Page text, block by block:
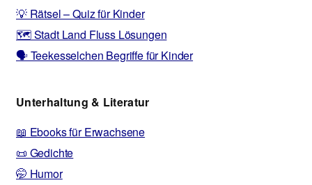
💡 Rätsel – Quiz für Kinder
🗺️ Stadt Land Fluss Lösungen
🗣️ Teekesselchen Begriffe für Kinder
Unterhaltung & Literatur
📖 Ebooks für Erwachsene
📜 Gedichte
🤭 Humor